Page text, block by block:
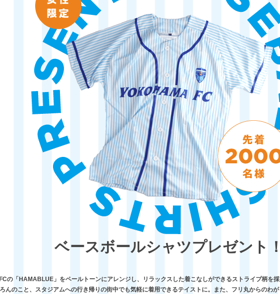
ベースボールシャツプレゼント
の「HAMABLUE」をペールトーンにアレンジし、リラックスした着こなしができるストライプ柄を
んのこと、スタジアムへの行き帰りの街中でも気軽に着用できるテイストに。また、フリ丸からのわ